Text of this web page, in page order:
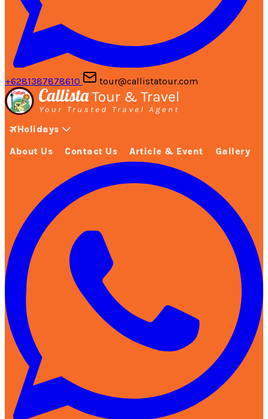
+6281387878610 tour@callistatour.com
Holidays
About Us Contact Us Article & Event Gallery